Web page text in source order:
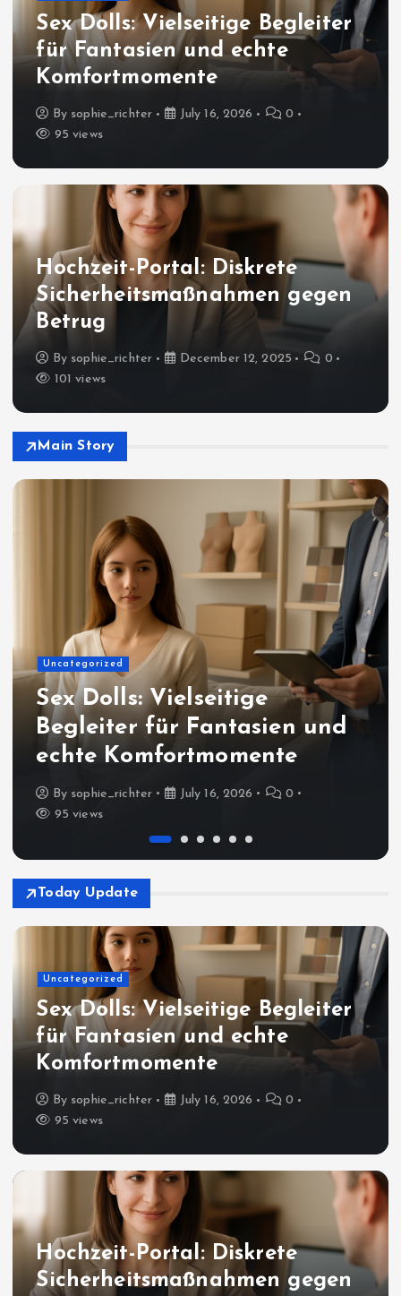
Sex Dolls: Vielseitige Begleiter
für Fantasien und echte
Komfortmomente
By sophie_richter July 16, 2026
0
95 views
Hochzeit-Portal: Diskrete
Sicherheitsmaßnahmen gegen
Betrug
By sophie_richter December 12, 2025
0
101 views
Main Story
Uncategorized
Sex Dolls: Vielseitige
Begleiter für Fantasien und
echte Komfortmomente
By sophie_richter July 16, 2026
0
95 views
Today Update
Uncategorized
Sex Dolls: Vielseitige Begleiter
für Fantasien und echte
Komfortmomente
By sophie_richter July 16, 2026
0
95 views
Hochzeit-Portal: Diskrete
Sicherheitsmaßnahmen gegen